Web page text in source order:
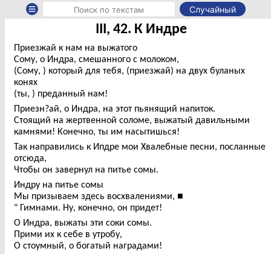
Случайный
III, 42. К Индре
Приезжай к нам на выжатого
Сому, о Индра, смешанного с молоком,
(Сому, ) который для тебя, (приезжай) на двух буланых
конях
(ты, ) преданный нам!
Приезн?ай, о Индра, на этот пьянящий напиток.
Стоящий на жертвенной соломе, выжатый давильными
камнями! Конечно, ты им насытишься!
Так направились к Ипдре мои Хвалебные песни, посланные
отсюда,
Чтобы он завернул на питье сомы.
Индру на питье сомы
Мы призываем здесь восхвалениями, ■
" Гимнами. Ну, конечно, он придет!
О Индра, выжаты эти соки сомы.
Прими их к себе в утробу,
О стоумный, о богатый наградами!